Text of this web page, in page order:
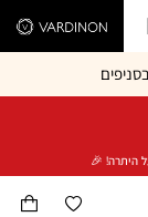
Vardinon